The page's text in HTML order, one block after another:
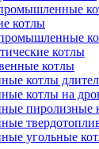
котлы
котлы
котлы
котлы
котлы на
пиролизные
угольные